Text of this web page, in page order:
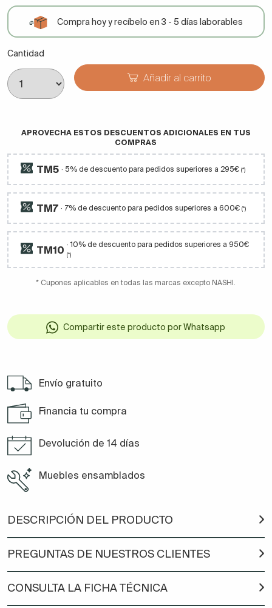
Compra hoy y recíbelo en 3 - 5 días laborables
Cantidad
Añadir al carrito
APROVECHA ESTOS DESCUENTOS ADICIONALES EN TUS
COMPRAS
TM5 · 5% de descuento para pedidos superiores a 295€ (*)
TM7 · 7% de descuento para pedidos superiores a 600€ (*)
TM10 · 10% de descuento para pedidos superiores a 950€
(*)
* Cupones aplicables en todas las marcas excepto NASHI.
Compartir este producto por Whatsapp
Envío gratuito
Financia tu compra
Devolución de 14 días
Muebles ensamblados
DESCRIPCIÓN DEL PRODUCTO
PREGUNTAS DE NUESTROS CLIENTES
CONSULTA LA FICHA TÉCNICA